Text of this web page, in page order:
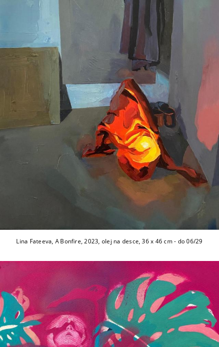
Lina Fateeva, A Bonfire, 2023, olej na desce, 36 x 46 cm - do 06/29